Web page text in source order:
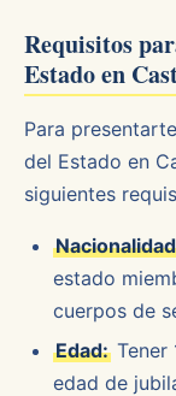
Requisitos
Estado en
Para
del Estado en
siguientes
estado
cuerpos de
Edad: Tener
edad de